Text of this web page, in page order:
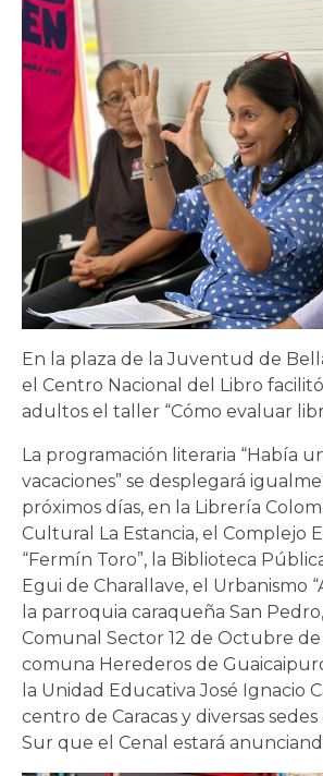
En la plaza de la Juventud de
el Centro Nacional del Libro
adultos el taller “Cómo evaluar
La programación literaria “Había
vacaciones” se desplegará
próximos días, en la Librería
Cultural La Estancia, el Complejo
“Fermín Toro”, la Biblioteca
Egui de Charallave, el Urbanismo
la parroquia caraqueña San Pedro,
Comunal Sector 12 de Octubre
comuna Herederos de
la Unidad Educativa José Ignacio
centro de Caracas y diversas
Sur que el Cenal estará